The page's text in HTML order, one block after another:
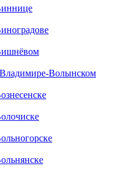
Волынском